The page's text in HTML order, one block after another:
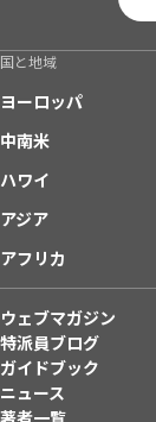
国と地域
ヨーロッパ
中南米
ハワイ
アジア
アフリカ
ウェブマガジン
特派員ブログ
ガイドブック
ニュース
著者一覧